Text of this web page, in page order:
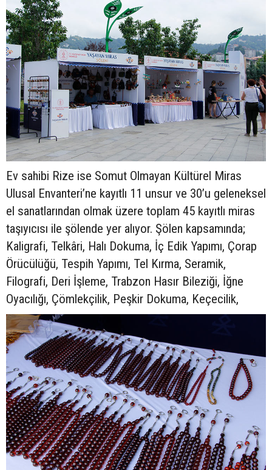
Ev sahibi Rize ise Somut Olmayan Kültürel Miras
Ulusal Envanteri’ne kayıtlı 11 unsur ve 30’u geleneksel
el sanatlarından olmak üzere toplam 45 kayıtlı miras
taşıyıcısı ile şölende yer alıyor. Şölen kapsamında;
Kaligrafi, Telkâri, Halı Dokuma, İç Edik Yapımı, Çorap
Örücülüğü, Tespih Yapımı, Tel Kırma, Seramik,
Filografi, Deri İşleme, Trabzon Hasır Bileziği, İğne
Oyacılığı, Çömlekçilik, Peşkir Dokuma, Keçecilik,